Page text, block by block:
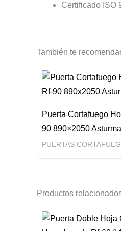
Certificado ISO
También te
Puerta Cortafuego
90 890×2050
PUERTAS
Productos